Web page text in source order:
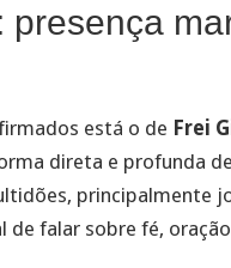
presença
está o de Frei
direta e profunda
principalmente
de falar sobre fé,